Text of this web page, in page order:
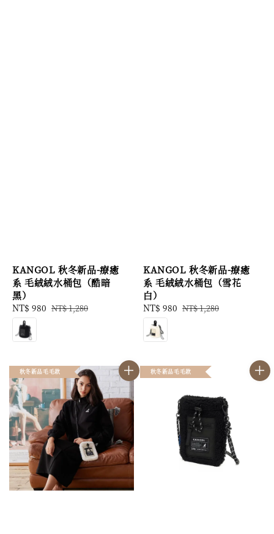
KANGOL 秋冬新品-療癒
系 毛絨絨水桶包（酷暗
黑）
Sale
price
NT$ 980 Regular
NT$ 1,280
KANGOL 秋冬新品-療癒
系 毛絨絨水桶包（雪花
白）
Sale
price
NT$ 980 Regular
NT$ 1,280
秋冬新品毛毛款 秋冬新品毛毛款